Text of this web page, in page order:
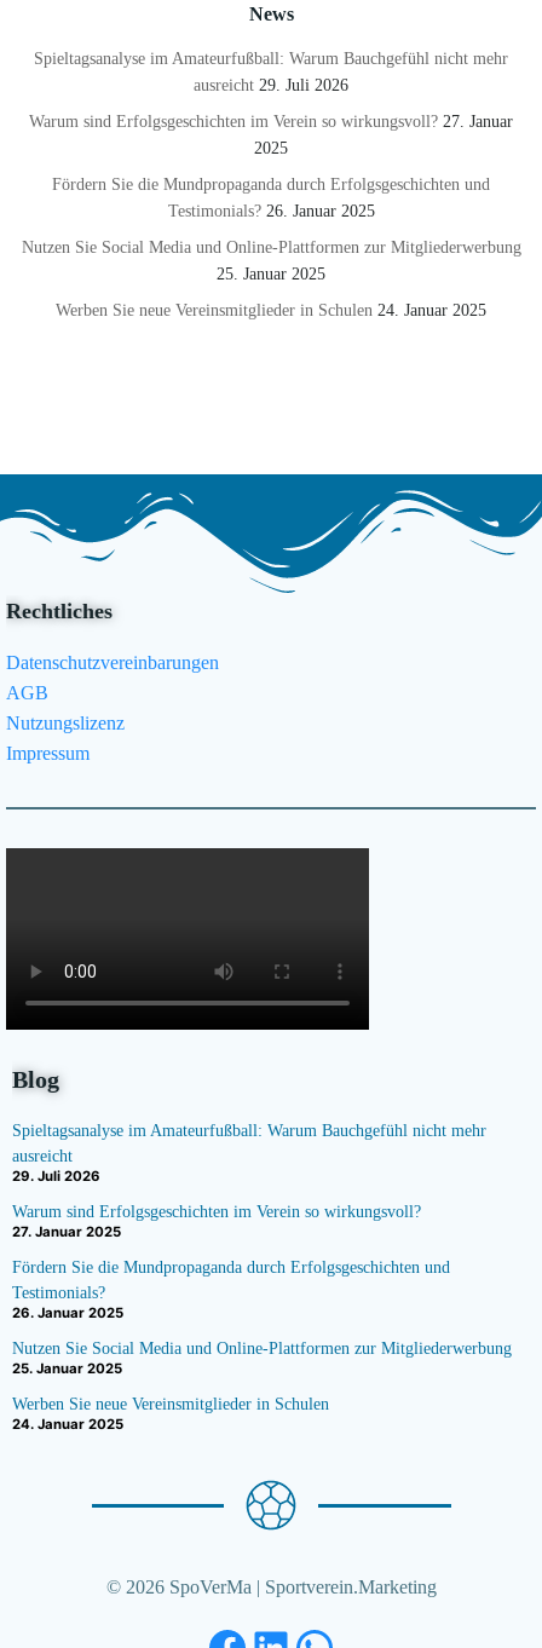
News
Spieltagsanalyse im Amateurfußball: Warum Bauchgefühl nicht mehr
ausreicht 29. Juli 2026
Warum sind Erfolgsgeschichten im Verein so wirkungsvoll? 27. Januar
2025
Fördern Sie die Mundpropaganda durch Erfolgsgeschichten und
Testimonials? 26. Januar 2025
Nutzen Sie Social Media und Online-Plattformen zur Mitgliederwerbung
25. Januar 2025
Werben Sie neue Vereinsmitglieder in Schulen 24. Januar 2025
Rechtliches
Datenschutzvereinbarungen
AGB
Nutzungslizenz
Impressum
Blog
Spieltagsanalyse im Amateurfußball: Warum Bauchgefühl nicht mehr
ausreicht
29. Juli 2026
Warum sind Erfolgsgeschichten im Verein so wirkungsvoll?
27. Januar 2025
Fördern Sie die Mundpropaganda durch Erfolgsgeschichten und
Testimonials?
26. Januar 2025
Nutzen Sie Social Media und Online-Plattformen zur Mitgliederwerbung
25. Januar 2025
Werben Sie neue Vereinsmitglieder in Schulen
24. Januar 2025
© 2026 SpoVerMa | Sportverein.Marketing